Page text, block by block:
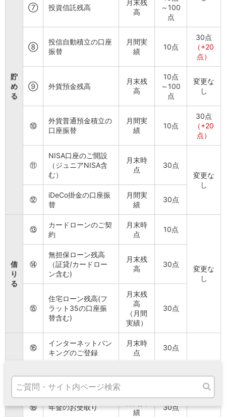
長野県
東海／近畿
愛知県
三重県
滋賀県
京都府
中国／四国
広島県
九州・沖縄
熊本県
宮崎県
鹿児島県
オンライン相談専用
ATMサービス
ATM検索
お客さまサポート
貯
め
る
⑦
投資信託残高
月末残
高
～100
点
⑧
投信自動積立の口座
振替
月間実
績
10点
30点
（+20
点）
⑨ 外貨預金残高
月末残
高
10点
～100
点
変更な
し
⑩
外貨普通預金積立の
口座振替
月間実
績
10点
30点
（+20
点）
⑪
NISA口座のご開設
（ジュニアNISA含
む）
月末時
点
30点
変更な
し
⑫
iDeCo掛金の口座振
替
月間実
績
30点
借
り
る
⑬
カードローンのご契
約
月末時
点
10点
変更な
し
⑭
無担保ローン残高
（証貸/カードロー
ン含む)
月末残
高
30点
⑮
住宅ローン残高(フ
ラット35の口座振
替含む)
月末残
高
（月間
実績）
30点
の
他
⑯
インターネットバン
キングのご登録
月末時
点
30点
し
⑰ 給与のお受取り 30点
⑱ 年金のお受取り
績
30点